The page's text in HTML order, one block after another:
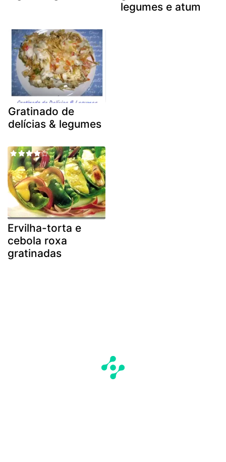
legumes e atum
Gratinado de
delícias & legumes
Ervilha-torta e
cebola roxa
gratinadas